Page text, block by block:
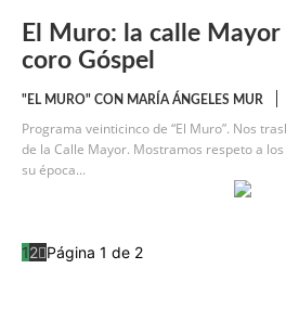
El Muro: la calle Mayor
coro Góspel
"EL MURO" CON MARÍA ÁNGELES MUR
Programa veinticinco de “El Muro”. Nos
de la Calle Mayor. Mostramos respeto a
su época...
12 Página 1 de 2